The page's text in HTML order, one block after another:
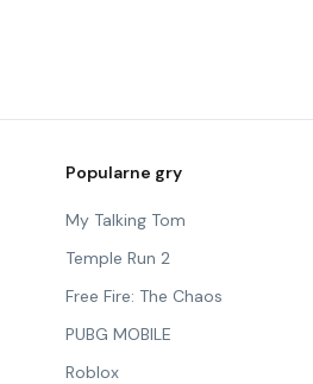
Popularne gry
My Talking Tom
Temple Run 2
Free Fire: The Chaos
PUBG MOBILE
Roblox